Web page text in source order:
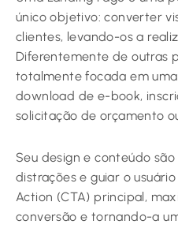
único objetivo: converter
clientes, levando-os a
Diferentemente de outras
totalmente focada em
download de e-book,
solicitação de orçamento
Seu design e conteúdo
distrações e guiar o
Action (CTA) principal,
conversão e tornando-a